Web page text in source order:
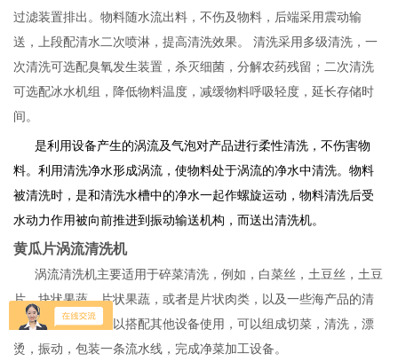
过滤装置排出。物料随水流出料，不伤及物料，后端采用震动输
送，上段配清水二次喷淋，提高清洗效果。 清洗采用多级清洗，一
次清洗可选配臭氧发生装置，杀灭细菌，分解农药残留；二次清洗
可选配冰水机组，降低物料温度，减缓物料呼吸轻度，延长存储时
间。
是利用设备产生的涡流及气泡对产品进行柔性清洗，不伤害物
料。利用清洗净水形成涡流，使物料处于涡流的净水中清洗。物料
被清洗时，是和清洗水槽中的净水一起作螺旋运动，物料清洗后受
水动力作用被向前推进到振动输送机构，而送出清洗机。
黄瓜片涡流清洗机
涡流清洗机主要适用于碎菜清洗，例如，白菜丝，土豆丝，土豆
片，块状果蔬，片状果蔬，或者是片状肉类，以及一些海产品的清
洗，涡流清洗机可以搭配其他设备使用，可以组成切菜，清洗，漂
烫，振动，包装一条流水线，完成净菜加工设备。